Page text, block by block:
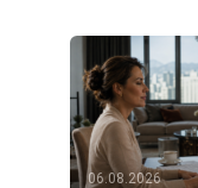
06.08.2026